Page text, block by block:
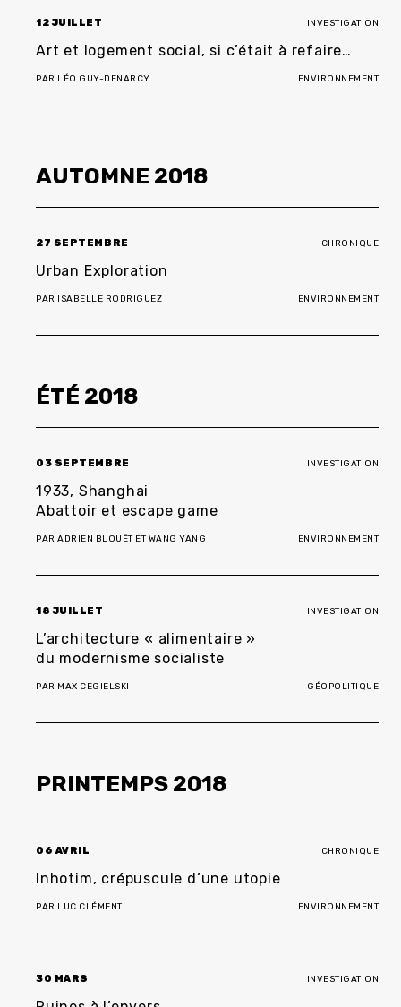
12 JUILLET INVESTIGATION
Art et logement social, si c’était à refaire…
PAR LÉO GUY-DENARCY ENVIRONNEMENT
AUTOMNE 2018
27 SEPTEMBRE CHRONIQUE
Urban Exploration
PAR ISABELLE RODRIGUEZ ENVIRONNEMENT
ÉTÉ 2018
03 SEPTEMBRE INVESTIGATION
1933, Shanghai
Abattoir et escape game
PAR ADRIEN BLOUËT ET WANG YANG ENVIRONNEMENT
18 JUILLET INVESTIGATION
L’architecture « alimentaire »
du modernisme socialiste
PAR MAX CEGIELSKI GÉOPOLITIQUE
PRINTEMPS 2018
06 AVRIL CHRONIQUE
Inhotim, crépuscule d’une utopie
PAR LUC CLÉMENT ENVIRONNEMENT
30 MARS INVESTIGATION